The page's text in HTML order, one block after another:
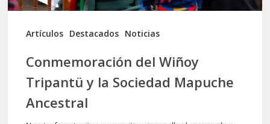
Artículos Destacados Noticias
Ancestral
Conmemoración del Wiñoy
Tripantü y la Sociedad Mapuche
Ancestral